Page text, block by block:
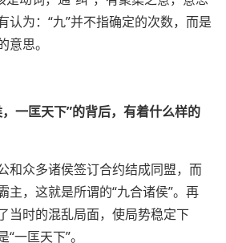
认为：“九”并不指确定的次数，而是
思。
一匡天下”的背后，有着什么样的
和众多诸侯签订合约结成同盟，而
主，这就是所谓的“九合诸侯”。再
当时的混乱局面，使局势稳定下
一匡天下”。